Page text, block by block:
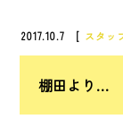
2017.10.7 [ スタッ
棚田より…